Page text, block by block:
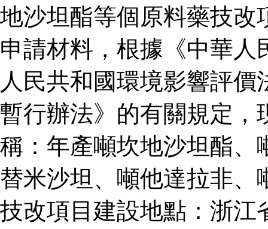
地沙坦酯等個原料藥技改
申請材料，根據《中華
人民共和國環境影響評
暫行辦法》的有關規定，
稱：年產噸坎地沙坦酯、
替米沙坦、噸他達拉非
技改項目建設地點：浙江